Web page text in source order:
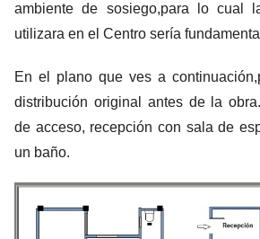
ambiente de sosiego,para lo cual
utilizara en el Centro sería
En el plano que ves a
distribución original antes de la
de acceso, recepción con sala de
un baño.